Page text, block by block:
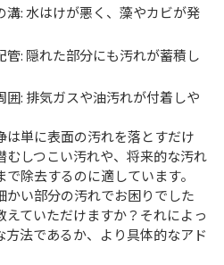
溝: 水はけが悪く、藻やカビが発
: 隠れた部分にも汚れが蓄積し
: 排気ガスや油汚れが付着しや
は単に表面の汚れを落とすだけ
むしつこい汚れや、将来的な汚れ
除去するのに適しています。
かい部分の汚れでお困りでした
えていただけますか？それによっ
方法であるか、より具体的なアド